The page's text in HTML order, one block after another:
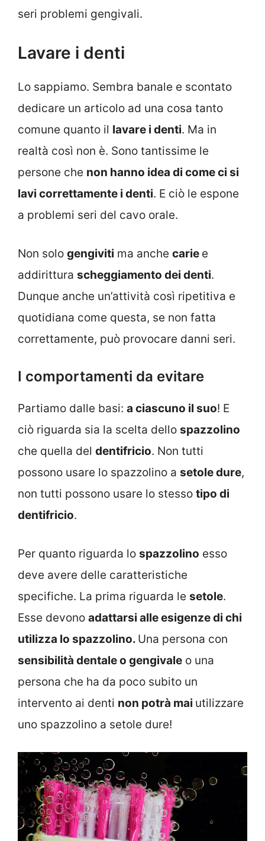
seri problemi gengivali.
Lavare i denti
Lo sappiamo. Sembra banale e scontato
dedicare un articolo ad una cosa tanto
comune quanto il lavare i denti. Ma in
realtà così non è. Sono tantissime le
persone che non hanno idea di come ci si
lavi correttamente i denti. E ciò le espone
a problemi seri del cavo orale.
Non solo gengiviti ma anche carie e
addirittura scheggiamento dei denti.
Dunque anche un’attività così ripetitiva e
quotidiana come questa, se non fatta
correttamente, può provocare danni seri.
I comportamenti da evitare
Partiamo dalle basi: a ciascuno il suo! E
ciò riguarda sia la scelta dello spazzolino
che quella del dentifricio. Non tutti
possono usare lo spazzolino a setole dure,
non tutti possono usare lo stesso tipo di
dentifricio.
Per quanto riguarda lo spazzolino esso
deve avere delle caratteristiche
specifiche. La prima riguarda le setole.
Esse devono adattarsi alle esigenze di chi
utilizza lo spazzolino. Una persona con
sensibilità dentale o gengivale o una
persona che ha da poco subito un
intervento ai denti non potrà mai utilizzare
uno spazzolino a setole dure!